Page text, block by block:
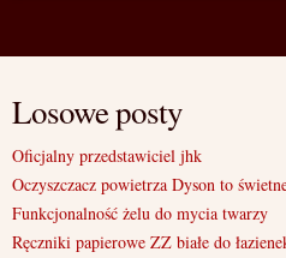
Losowe posty
Oficjalny przedstawiciel jhk
Oczyszczacz powietrza Dyson to
Funkcjonalność żelu do mycia twarzy
Ręczniki papierowe ZZ białe do